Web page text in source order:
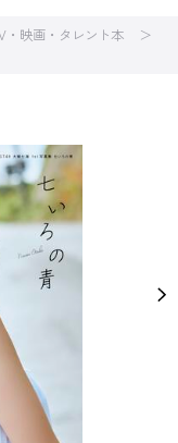
・映画・タレント本